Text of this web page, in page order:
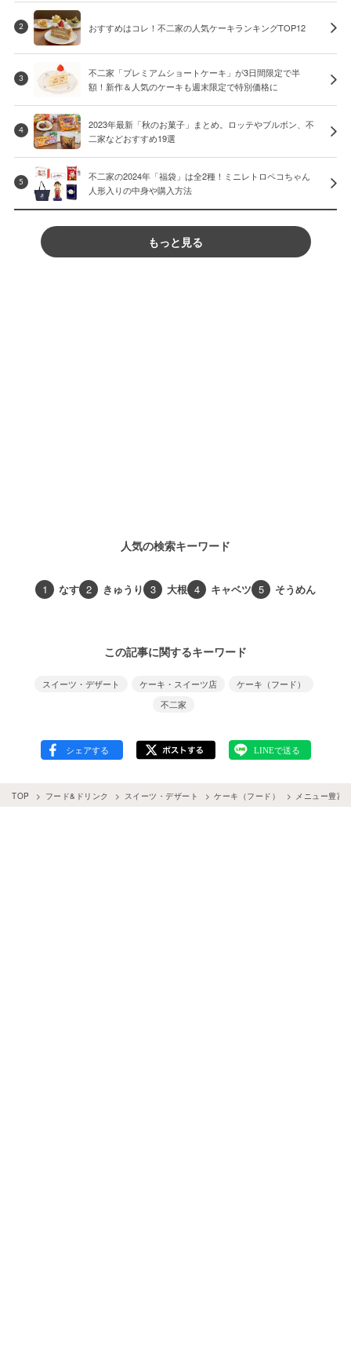
2 おすすめはコレ！不二家の人気ケーキランキングTOP12
3
不二家「プレミアムショートケーキ」が3日間限定で半
額！新作＆人気のケーキも週末限定で特別価格に
4
2023年最新「秋のお菓子」まとめ。ロッテやブルボン、不
二家などおすすめ19選
5
不二家の2024年「福袋」は全2種！ミニレトロペコちゃん
人形入りの中身や購入方法
もっと見る
人気の検索キーワード
1 なす 2 きゅうり 3 大根 4 キャベツ 5 そうめん
この記事に関するキーワード
スイーツ・デザート ケーキ・スイーツ店
ケーキ（フード）
不二家
TOP フード&ドリンク スイーツ・デザート ケーキ（フード） メニュー豊富